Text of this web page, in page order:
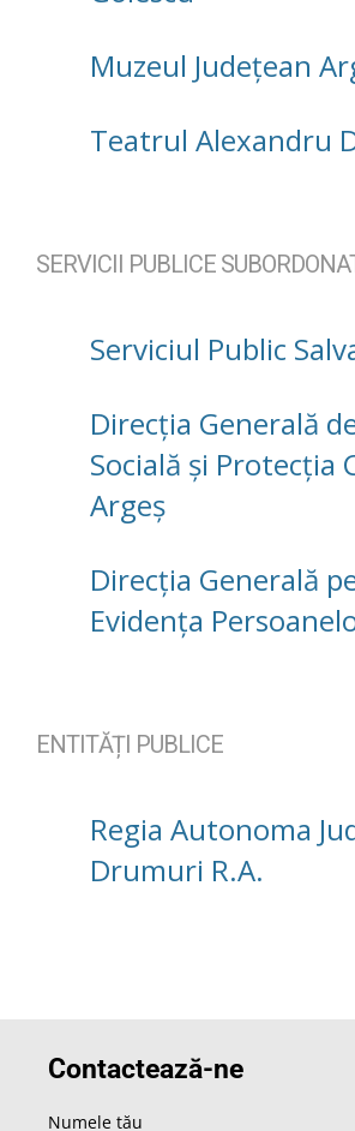
Muzeul Județean
Teatrul Alexandru
SERVICII PUBLICE
Serviciul Public
Direcţia Generală
Socială şi Protecţia
Argeş
Direcția Generală
Evidența
ENTITĂȚI PUBLICE
Regia Autonoma
Drumuri R.A.